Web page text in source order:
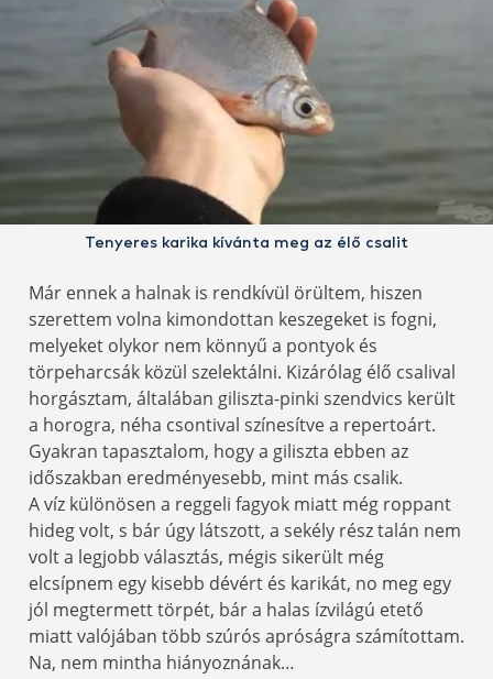
Tenyeres karika kívánta meg az élő csalit
Már ennek a halnak is rendkívül örültem, hiszen
szerettem volna kimondottan keszegeket is fogni,
melyeket olykor nem könnyű a pontyok és
törpeharcsák közül szelektálni. Kizárólag élő csalival
horgásztam, általában giliszta-pinki szendvics került
a horogra, néha csontival színesítve a repertoárt.
Gyakran tapasztalom, hogy a giliszta ebben az
időszakban eredményesebb, mint más csalik.
A víz különösen a reggeli fagyok miatt még roppant
hideg volt, s bár úgy látszott, a sekély rész talán nem
volt a legjobb választás, mégis sikerült még
elcsípnem egy kisebb dévért és karikát, no meg egy
jól megtermett törpét, bár a halas ízvilágú etető
miatt valójában több szúrós apróságra számítottam.
Na, nem mintha hiányoznának…